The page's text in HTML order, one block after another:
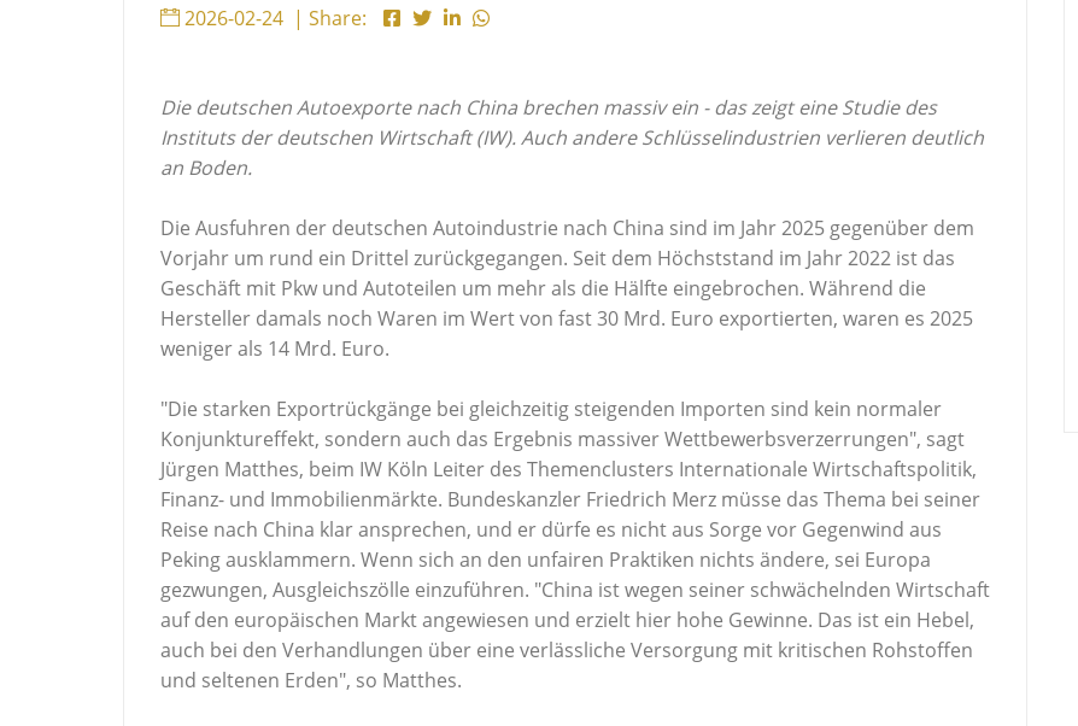
2026-02-24 | Share:
Die deutschen Autoexporte nach China brechen massiv ein - das zeigt eine Studie des
Instituts der deutschen Wirtschaft (IW). Auch andere Schlüsselindustrien verlieren deutlich
an Boden.
Die Ausfuhren der deutschen Autoindustrie nach China sind im Jahr 2025 gegenüber dem
Vorjahr um rund ein Drittel zurückgegangen. Seit dem Höchststand im Jahr 2022 ist das
Geschäft mit Pkw und Autoteilen um mehr als die Hälfte eingebrochen. Während die
Hersteller damals noch Waren im Wert von fast 30 Mrd. Euro exportierten, waren es 2025
weniger als 14 Mrd. Euro.
"Die starken Exportrückgänge bei gleichzeitig steigenden Importen sind kein normaler
Konjunktureffekt, sondern auch das Ergebnis massiver Wettbewerbsverzerrungen", sagt
Jürgen Matthes, beim IW Köln Leiter des Themenclusters Internationale Wirtschaftspolitik,
Finanz- und Immobilienmärkte. Bundeskanzler Friedrich Merz müsse das Thema bei seiner
Reise nach China klar ansprechen, und er dürfe es nicht aus Sorge vor Gegenwind aus
Peking ausklammern. Wenn sich an den unfairen Praktiken nichts ändere, sei Europa
gezwungen, Ausgleichszölle einzuführen. "China ist wegen seiner schwächelnden Wirtschaft
auf den europäischen Markt angewiesen und erzielt hier hohe Gewinne. Das ist ein Hebel,
auch bei den Verhandlungen über eine verlässliche Versorgung mit kritischen Rohstoffen
und seltenen Erden", so Matthes.